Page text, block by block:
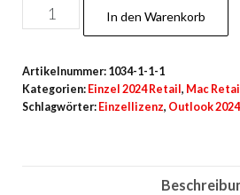
Office
2024
Neu
Menge
In den Warenkorb
Artikelnummer: 1034-1-1-1
Kategorien: Einzel 2024 Retail , Mac Retail
Schlagwörter: Einzellizenz, Outlook 2024